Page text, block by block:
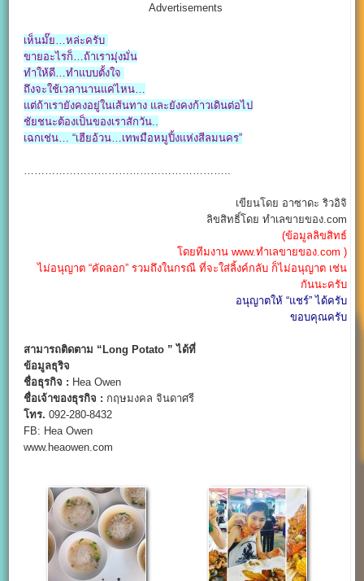
Advertisements
เห็นมั๊ย…หล่ะครับ
ขายอะไรก็…ถ้าเรามุ่งมั่น
ทำให้ดี…ทำแบบตั้งใจ
ถึงจะใช้เวลานานแค่ไหน…
แต่ถ้าเรายังคงอยู่ในเส้นทาง และยังคงก้าวเดินต่อไป
ชัยชนะต้องเป็นของเราสักวัน..
เฉกเช่น… “เฮียอ้วน…เทพมือหมูปิ้งแห่งสีลมนคร”
เขียนโดย อาซาดะ ริวอิจิ
ลิขสิทธิ์โดย ทำเลขายของ.com
(ข้อมูลลิขสิทธ์
โดยทีมงาน www.ทำเลขายของ.com )
ไม่อนุญาต “คัดลอก” รวมถึงในกรณี ที่จะใส่ลิ้งค์กลับ ก็ไม่อนุญาต เช่น
กันนะครับ
อนุญาตให้ “แชร์” ได้ครับ
ขอบคุณครับ
สามารถติดตาม “Long Potato ” ได้ที่
ข้อมูลธุริจ
ชื่อธุรกิจ : Hea Owen
ชื่อเจ้าของธุรกิจ : กฤษมงคล จินดาศรี
โทร.092-280-8432
FB: Hea Owen
www.heaowen.com